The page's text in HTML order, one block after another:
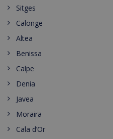
Sitges
Calonge
Altea
Benissa
Calpe
Denia
Javea
Moraira
Cala d’Or